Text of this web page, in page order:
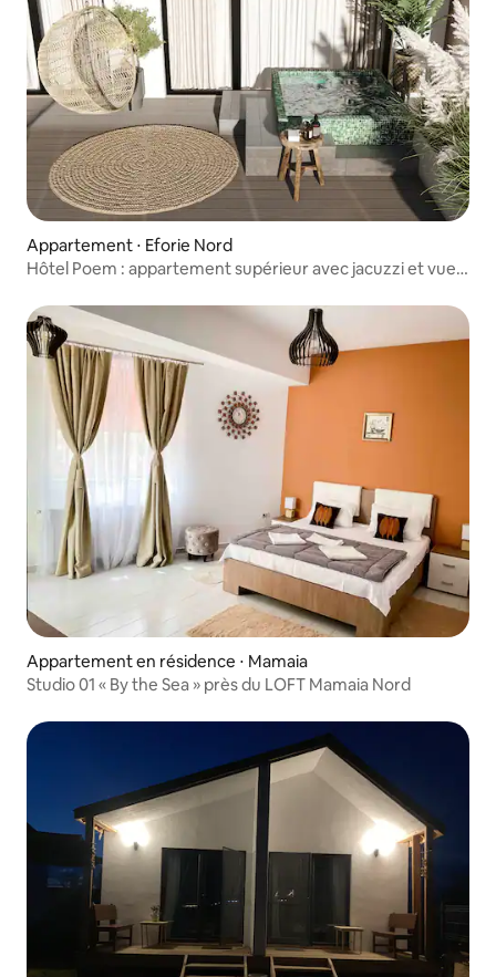
Appartement ⋅ Eforie Nord
Hôtel Poem : appartement supérieur avec jacuzzi et vue
Appartement en résidence ⋅ Mamaia
Studio 01 « By the Sea » près du LOFT Mamaia Nord